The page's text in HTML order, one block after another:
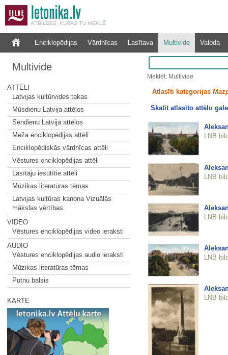
Enciklopēdijas Vārdnīcas Lasītava Multivide Valoda
Multivide
ATTĒLI
Latvijas kultūrvides takas
Mūsdienu Latvija attēlos
Sendienu Latvija attēlos
Meža enciklopēdijas attēli
Enciklopēdiskās vārdnīcas attēli
Vēstures enciklopēdijas attēli
Lasītāju iesūtītie attēli
Mūzikas literatūras tēmas
Latvijas kultūras kanona Vizuālās
mākslas vērtības
VIDEO
Vēstures enciklopēdijas video ieraksti
AUDIO
Vēstures enciklopēdijas audio ieraksti
Mūzikas literatūras tēmas
Putnu balsis
KARTE
Meklēt: Multivide
Atlasīti kategorijas
Skatīt atlasīto attēlu
LNB
LNB
LNB
LNB
LNB